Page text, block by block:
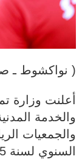
( نواكشوط ـ
أعلنت وزارة
والخدمة
والجمعيات